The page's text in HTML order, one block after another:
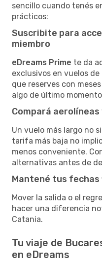
sencillo cuando tenés
prácticos:
Suscribite para
miembro
eDreams Prime te da
exclusivos en vuelos
que reserves con
algo de último
Compará
Un vuelo más largo no
tarifa más baja no
menos conveniente.
alternativas antes de
Mantené tus fechas
Mover la salida o el
hacer una diferencia
Catania.
Tu viaje de
en eDreams